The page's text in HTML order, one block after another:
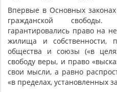
Впервые в Основных
гражданской свободы.
гарантировались право на
жилища и собственности,
общества и союзы («в
свободу веры, и право
свои мысли, а равно
«в пределах, установленных